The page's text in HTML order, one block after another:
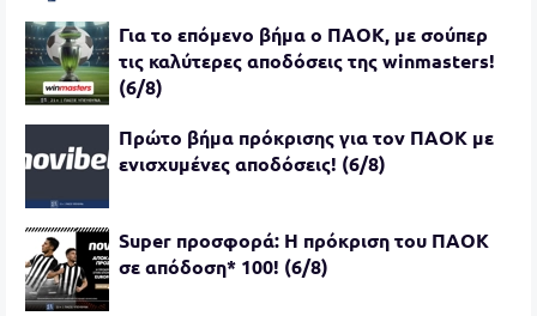
Για το επόμενο βήμα ο ΠΑΟΚ, με σούπερ
τις καλύτερες αποδόσεις της winmasters!
(6/8)
Πρώτο βήμα πρόκρισης για τον ΠΑΟΚ με
ενισχυμένες αποδόσεις! (6/8)
Super προσφορά: Η πρόκριση του ΠΑΟΚ
σε απόδοση* 100! (6/8)